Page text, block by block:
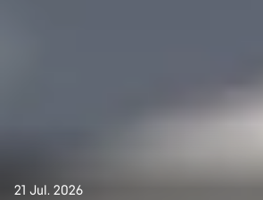
21 Jul. 2026